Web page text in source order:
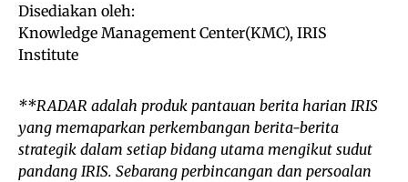
Disediakan oleh:
Knowledge Management Center(KMC), IRIS
Institute
**RADAR adalah produk pantauan berita harian IRIS
yang memaparkan perkembangan berita-berita
strategik dalam setiap bidang utama mengikut sudut
pandang IRIS. Sebarang perbincangan dan persoalan